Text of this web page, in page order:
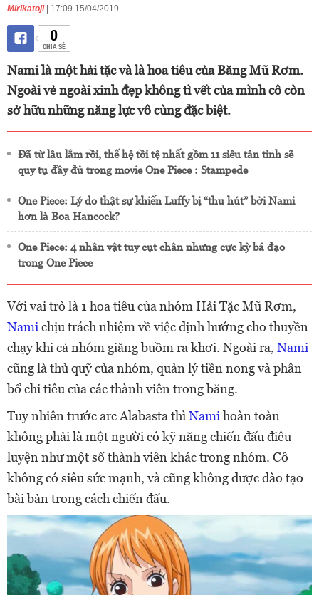
Mirikatoji | 17:09 15/04/2019
0
CHIA SẺ
Nami là một hải tặc và là hoa tiêu của Băng Mũ Rơm.
Ngoài vẻ ngoài xinh đẹp không tì vết của mình cô còn
sở hữu những năng lực vô cùng đặc biệt.
Đã từ lâu lắm rồi, thế hệ tồi tệ nhất gồm 11 siêu tân tinh sẽ
quy tụ đầy đủ trong movie One Piece : Stampede
One Piece: Lý do thật sự khiến Luffy bị “thu hút” bởi Nami
hơn là Boa Hancock?
One Piece: 4 nhân vật tuy cụt chân nhưng cực kỳ bá đạo
trong One Piece
Với vai trò là 1 hoa tiêu của nhóm Hải Tặc Mũ Rơm,
Nami chịu trách nhiệm về việc định hướng cho thuyền
chạy khi cả nhóm giăng buồm ra khơi. Ngoài ra, Nami
cũng là thủ quỹ của nhóm, quản lý tiền nong và phân
bổ chi tiêu của các thành viên trong băng.
Tuy nhiên trước arc Alabasta thì Nami hoàn toàn
không phải là một người có kỹ năng chiến đấu điêu
luyện như một số thành viên khác trong nhóm. Cô
không có siêu sức mạnh, và cũng không được đào tạo
bài bản trong cách chiến đấu.